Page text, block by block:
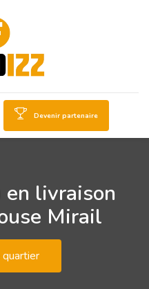
Devenir partenaire
en livraison
Mirail
quartier